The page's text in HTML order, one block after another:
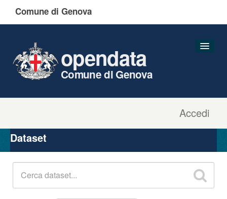
Comune di Genova
Accedi
opendata
Comune di Genova
Organizzazioni
Gruppi
Dataset